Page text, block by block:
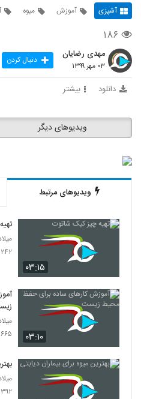
آشپزی آموزش میوه
۱۸۶
مهدی رضایان
۰۳ مهر ۱۳۹۹ دنبال کردن
دانلود بیشتر
ویدیوهای دیگر
ویدیوهای مرتبط
۰۳:۱۵
۲۴۲ بازدید
۰۳:۱۰
۶۶۵ بازدید
۳۹۲ بازدید